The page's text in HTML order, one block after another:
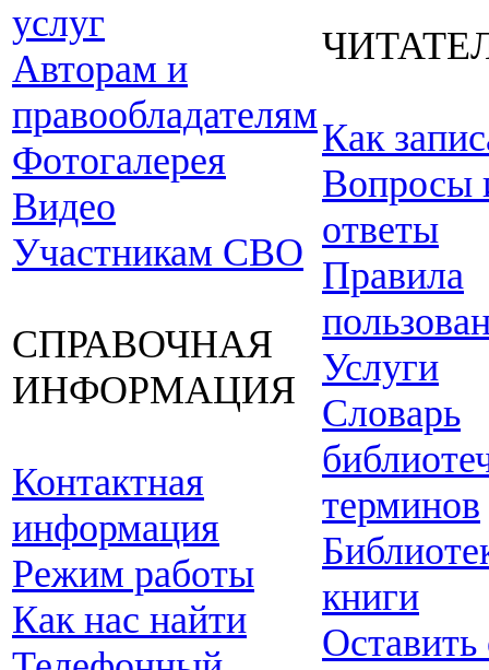
услуг
Авторам и
правообладателям
Фотогалерея
Видео
Участникам СВО
СПРАВОЧНАЯ
ИНФОРМАЦИЯ
Контактная
информация
Режим работы
Как нас найти
Как
Вопросы
ответы
Правила
Услуги
Словарь
терминов
книги
Оставить